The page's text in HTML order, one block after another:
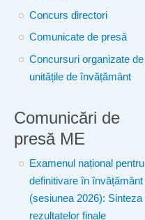
Concurs directori
Comunicate de presă
Concursuri organizate de
unitățile de învățământ
Comunicări de
presă ME
Examenul național pentru
definitivare în învățământ
(sesiunea 2026): Sinteza
rezultatelor finale